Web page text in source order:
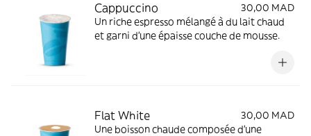
Cappuccino
30,00 MAD
Un riche espresso mélangé à du lait chaud
et garni d'une épaisse couche de mousse.
Flat White
30,00 MAD
Une boisson chaude composée d'une